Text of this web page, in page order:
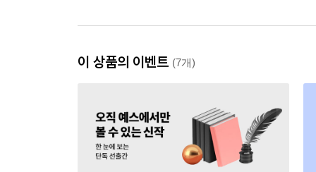
이 상품의 이벤트 (7개)